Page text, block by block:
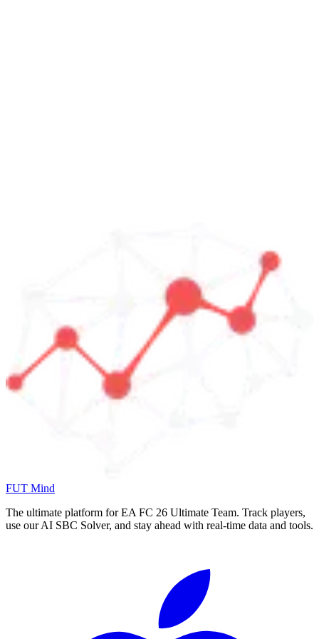
FUT Mind
The ultimate platform for EA FC 26 Ultimate Team. Track players,
use our AI SBC Solver, and stay ahead with real-time data and tools.